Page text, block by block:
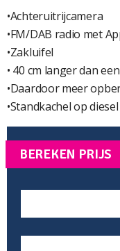
•Achteruitrijcamera
•FM/DAB radio met
•Zakluifel
• 40 cm langer dan
•Daardoor meer
•Standkachel op diesel
BEREKEN PRIJS